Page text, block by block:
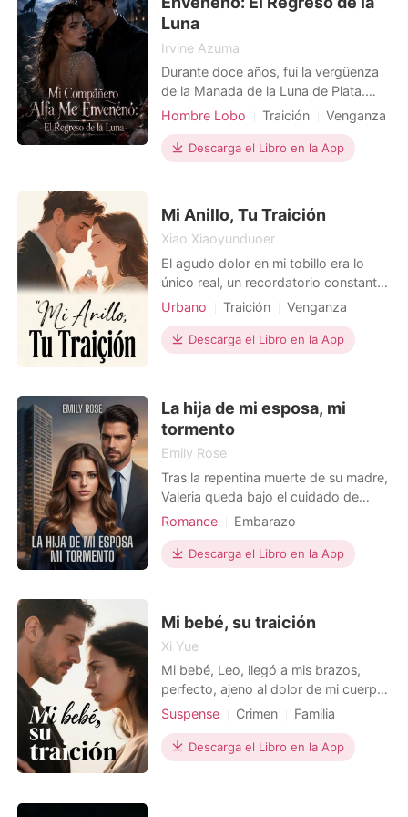
Luna
Irvine Azuma
Durante doce años, fui la vergüenza
de la Manada de la Luna de Plata.
Una Luna que nunca se transformó,
un heredero al Alfa Iván. Creí que mi
cuerpo estaba roto. Pero en mi
que no estaba enferma. Me estaban
asesinando. Seguí
Hombre Lobo Traición
Venganza
Protagonista Poderosa
Hombrelobo
Descarga el Libro en la App
Mi Anillo, Tu Traición
Xiao Xiaoyunduoer
El agudo dolor en mi tobillo era lo
único real, un recordatorio constante
de la humillación de estar tirada en el
distante de una sirena acercándose.
Mientras los paramédicos me subían
prometido. Con
Urbano Traición
Venganza
Divorcio
Protagonista Poderosa
Descarga el Libro en la App
La hija de mi esposa, mi
tormento
Emily Rose
Tras la repentina muerte de su madre,
Valeria queda bajo el cuidado de
Alejandro, el hombre que hasta hacía
empresario de éxito, frío y autoritario,
veinte años mayor que ella, y nunca
Valeria,
Romance
Embarazo
Relación secreta
CEO
Profesor
Lujuria/Erótica
Amor prohibido
POV en primera persona
Descarga el Libro en la App
Mi bebé, su traición
Xi Yue
Mi bebé, Leo, llegó a mis brazos,
perfecto, ajeno al dolor de mi cuerpo
postparto y a la distracción de mi
redes sociales. Apenas Mateo se fue,
una supuesta enfermera se llevó a mi
Suspense Crimen
Familia
Traición
Venganza
Protagonista Poderosa
Descarga el Libro en la App